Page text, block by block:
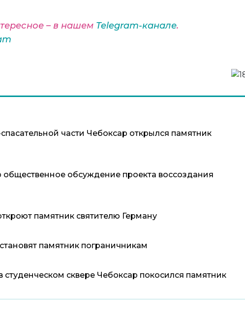
– в нашем Telegram-канале.
части Чебоксар открылся памятник
обсуждение проекта воссоздания
памятник святителю Герману
памятник пограничникам
студенческом сквере Чебоксар покосился памятник